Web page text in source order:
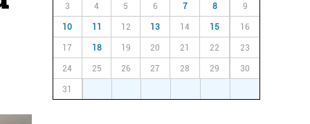
3 4 5 6 7 8 9
10 11 12 13 14 15 16
17 18 19 20 21 22 23
24 25 26 27 28 29 30
31